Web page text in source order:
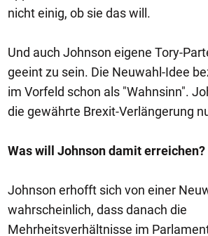
nicht einig, ob sie das will.
Und auch Johnson eigene Tory-
geeint zu sein. Die Neuwahl-Idee
im Vorfeld schon als "Wahnsinn".
die gewährte Brexit-Verlängerung
Was will Johnson damit erreichen?
Johnson erhofft sich von einer
wahrscheinlich, dass danach die
Mehrheitsverhältnisse im